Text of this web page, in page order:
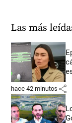
Las más
hace 42 minutos share